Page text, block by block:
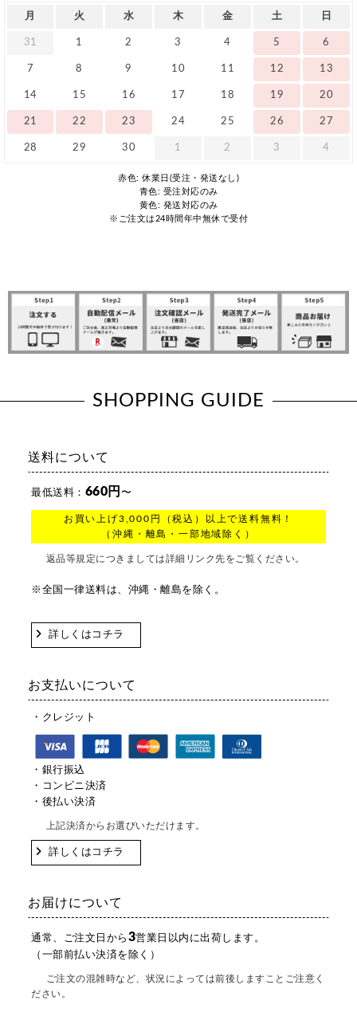
月 火 水 木 金 土 日
31 1 2 3 4 5 6
7 8 9 10 11 12 13
14 15 16 17 18 19 20
21 22 23 24 25 26 27
28 29 30 1 2 3 4
赤色: 休業日(受注・発送なし)
青色: 受注対応のみ
黄色: 発送対応のみ
※ご注文は24時間年中無休で受付
SHOPPING GUIDE
送料について
最低送料： 660円 〜
お買い上げ3,000円（税込）以上で送料無料！
（沖縄・離島・一部地域除く）
返品等規定につきましては詳細リンク先をご覧ください。
※全国一律送料は、沖縄・離島を除く。
詳しくはコチラ
お支払いについて
・クレジット
・銀行振込
・コンビニ決済
・後払い決済
上記決済からお選びいただけます。
詳しくはコチラ
お届けについて
通常、ご注文日から 3営業日以内に出荷します。
（一部前払い決済を除く）
ご注文の混雑時など、状況によっては前後しますことご注意く
ださい。